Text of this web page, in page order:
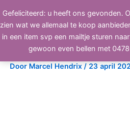
Gefeliciteerd: u heeft ons gevonden.
zien wat we allemaal te koop
in een item svp een mailtje sturen
gewoon even bellen met
naar
de
inhoud
BEELD, GELUID,
JVC XV-S42
Door Marcel Hendrix / 23 april